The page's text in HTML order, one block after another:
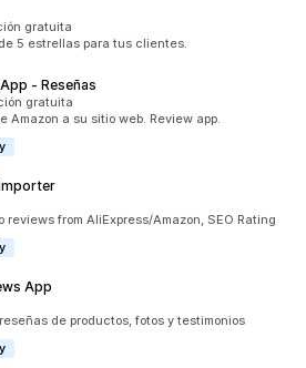
gratuita
5 estrellas para tus clientes.
‑ Reseñas
gratuita
Amazon a su sitio web. Review app.
reviews from AliExpress/Amazon, SEO Rating
App
de productos, fotos y testimonios